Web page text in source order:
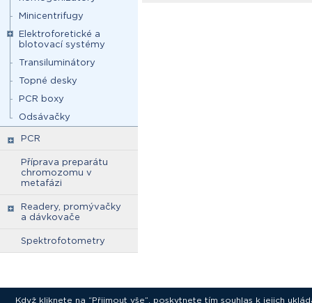
Minicentrifugy
Elektroforetické a
blotovací systémy
Transiluminátory
Topné desky
PCR boxy
Odsávačky
PCR
Příprava preparátu
chromozomu v
metafázi
Readery, promývačky
a dávkovače
Spektrofotometry
Když kliknete na “Přijmout vše”, poskytnete tím souhlas k jejich